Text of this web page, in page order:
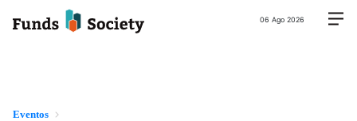
06 Ago 2026
Eventos